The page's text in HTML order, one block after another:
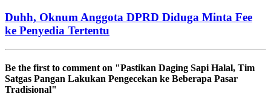
Duhh, Oknum Anggota DPRD Diduga Minta Fee
ke Penyedia Tertentu
Be the first to comment on "Pastikan Daging Sapi Halal, Tim
Satgas Pangan Lakukan Pengecekan ke Beberapa Pasar
Tradisional"